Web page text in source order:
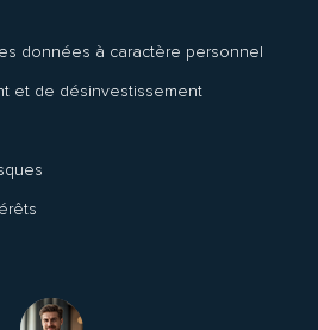
données à caractère personnel
et de désinvestissement